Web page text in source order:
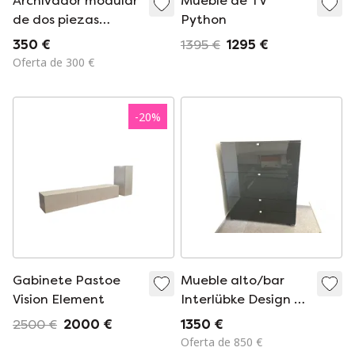
de dos piezas
Hülsta Werke
350 €
Oferta de 300 €
Python
1395 € 1295 €
-20%
Gabinete Pastoe
Vision Element
2500 € 2000 €
Mueble alto/bar
Interlübke Design –
Antracita brillante –
Iluminado –
1350 €
Oferta de 850 €